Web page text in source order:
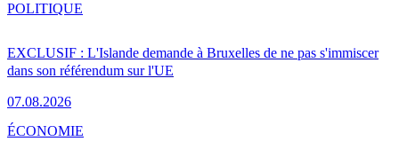
EXCLUSIF : L'Islande demande à Bruxelles de ne pas s'immiscer
dans son référendum sur l'UE
07.08.2026
POLITIQUE
ÉCONOMIE